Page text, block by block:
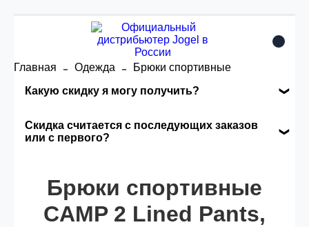
Главная Одежда
Брюки спортивные
Какую скидку я могу получить?
заказа, общая сумма заказа считается по
розничной цене
Скидка считается с последующих заказов
или с первого?
автоматически активизируется в корзине вашего
заказа.
Брюки спортивные
CAMP 2 Lined Pants,